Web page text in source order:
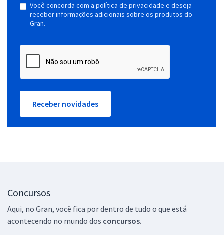
Você concorda com a política de privacidade e deseja
receber informações adicionais sobre os produtos do
Gran.
Receber novidades
Concursos
Aqui, no Gran, você fica por dentro de tudo o que está
acontecendo no mundo dos concursos.